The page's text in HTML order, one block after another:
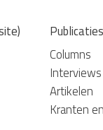
Publicaties
Columns
Interviews
Artikelen
Kranten